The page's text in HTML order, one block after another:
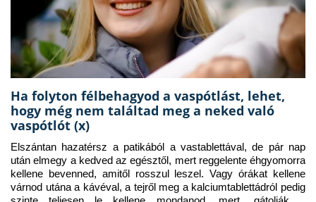
Ha folyton félbehagyod a vaspótlást, lehet,
hogy még nem találtad meg a neked való
vaspótlót (x)
Elszántan hazatérsz a patikából a vastablettával, de pár nap
után elmegy a kedved az egésztől, mert reggelente éhgyomorra
kellene bevenned, amitől rosszul leszel. Vagy órákat kellene
várnod utána a kávéval, a tejről meg a kalciumtablettádról pedig